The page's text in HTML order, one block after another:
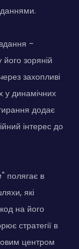
-
зоряній
захопливі
у динамічних
додає
інтерес до
полягає в
які
на його
стратегії в
центром